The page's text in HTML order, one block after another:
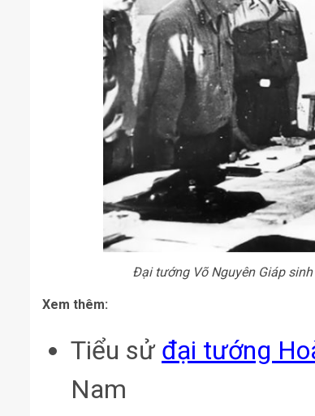
Đại tướng Võ Nguyên Giáp
Xem thêm:
Tiểu sử đại tướng
Nam